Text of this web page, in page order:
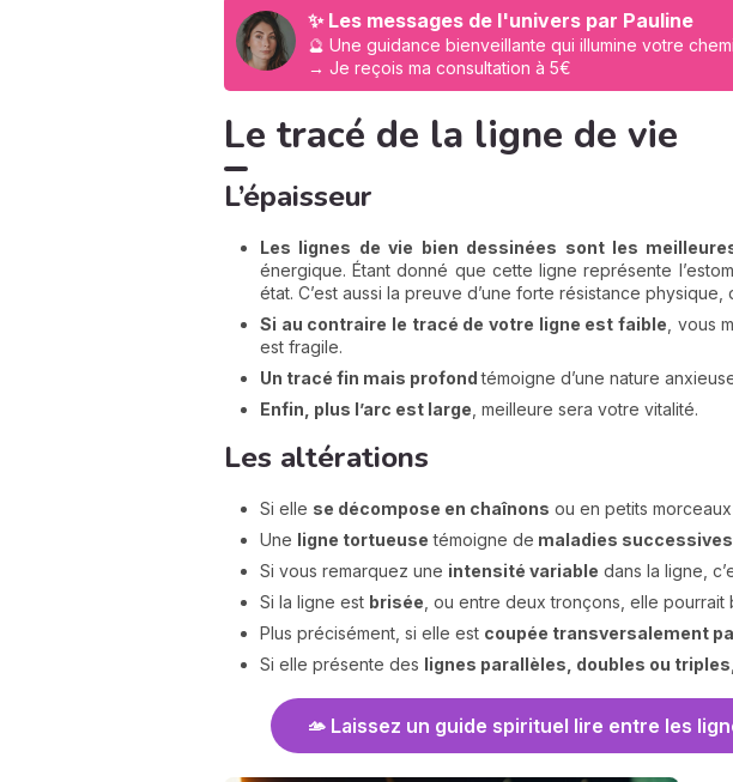
✨ Les messages de l'univers par Pauline
🔮 Une guidance bienveillante qui illumine votre
→ Je reçois ma consultation à 5€
Le tracé de la ligne de vie
L’épaisseur
Les lignes de vie bien dessinées sont les
énergique. Étant donné que cette ligne représente
état. C’est aussi la preuve d’une forte résistance
Si au contraire le tracé de votre ligne est faible , vous
est fragile.
Un tracé fin mais profondtémoigne d’une nature
Enfin, plus l’arc est large , meilleure sera votre vitalité.
Les altérations
Si elle se décompose en chaînons ou en petits
Une ligne tortueuse témoigne de maladies successives
Si vous remarquez une intensité variable dans la ligne,
Si la ligne est brisée , ou entre deux tronçons, elle pourrait
Plus précisément, si elle est coupée transversalement
Si elle présente des lignes parallèles, doubles ou triples
🫴 Laissez un guide spirituel lire entre les